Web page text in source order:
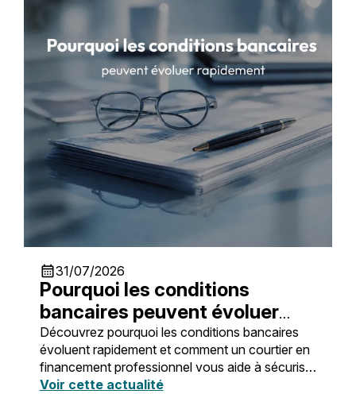
calendar_month31/07/2026
Pourquoi les conditions
bancaires peuvent évoluer
rapidement
Découvrez pourquoi les conditions bancaires
évoluent rapidement et comment un courtier en
financement professionnel vous aide à sécuriser
votre projet.
Voir cette actualité